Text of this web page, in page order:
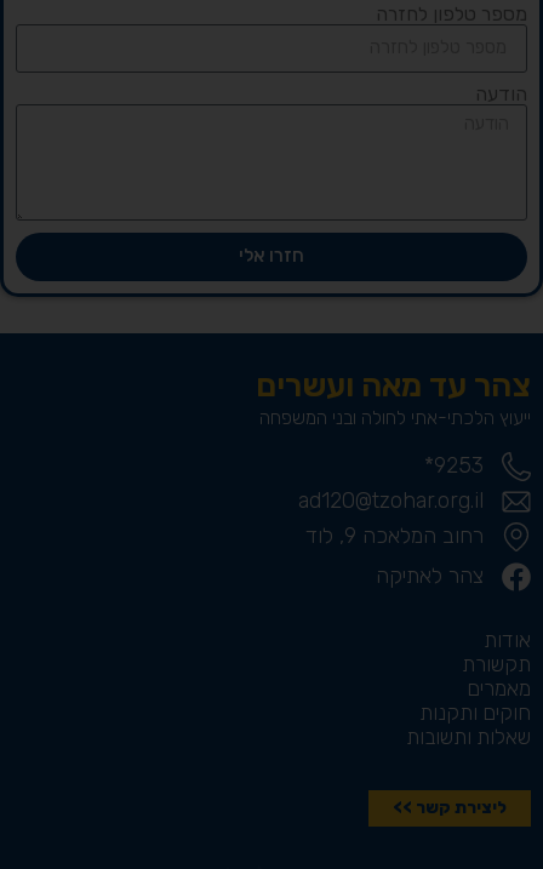
מספר טלפון לחזרה
הודעה
חזרו אלי
צהר עד מאה ועשרים
ייעוץ הלכתי-אתי לחולה ובני המשפחה
9253*
ad120@tzohar.org.il
רחוב המלאכה 9, לוד
צהר לאתיקה
אודות
תקשורת
מאמרים
חוקים ותקנות
שאלות ותשובות
ליצירת קשר >>